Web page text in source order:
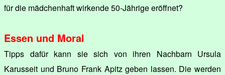
für die mädchenhaft wirkende 50-Jährige eröffnet?
Essen und Moral
Tipps dafür kann sie sich von ihren Nachbarn Ursula
Karusseit und Bruno Frank Apitz geben lassen. Die werden